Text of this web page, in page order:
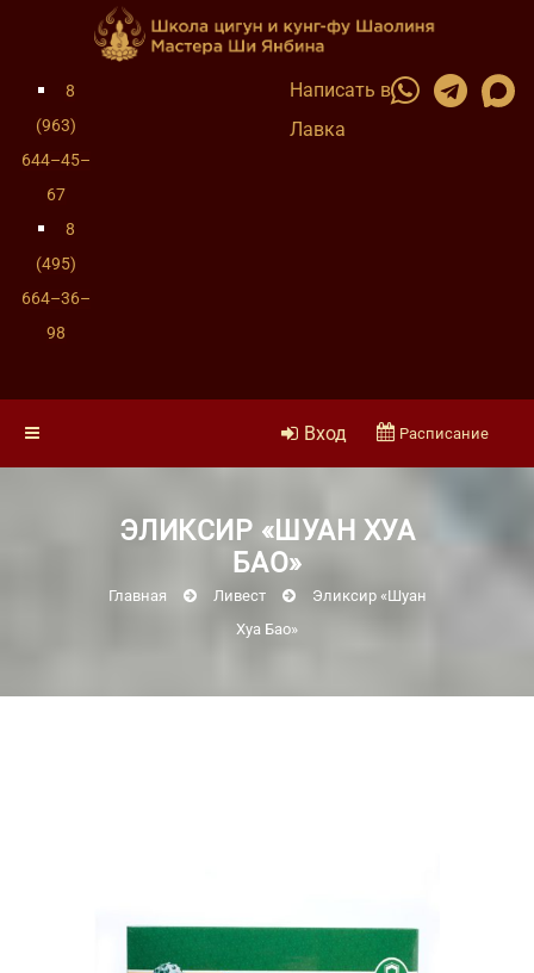
8
(963)
644–45–
67
8
(495)
664–36–
98
Написать в
Лавка
Вход Расписание
ЭЛИКСИР «ШУАН ХУА
БАО»
Главная Ливест
Эликсир «Шуан
Хуа Бао»